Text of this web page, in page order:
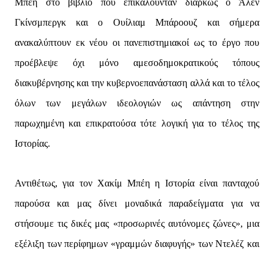
Μπέη στο βιβλίο που επικαλούνταν διαρκώς ο Άλεν
Γκίνσμπεργκ και ο Ουίλιαμ Μπάροουζ και σήμερα
ανακαλύπτουν εκ νέου οι πανεπιστημιακοί ως το έργο που
προέβλεψε όχι μόνο αμεσοδημοκρατικούς τόπους
διακυβέρνησης και την κυβερνοεπανάσταση αλλά και το τέλος
όλων των μεγάλων ιδεολογιών ως απάντηση στην
παρωχημένη και επικρατούσα τότε λογική για το τέλος της
Ιστορίας.
Αντιθέτως, για τον Χακίμ Μπέη η Ιστορία είναι πανταχού
παρούσα και μας δίνει μοναδικά παραδείγματα για να
στήσουμε τις δικές μας «προσωρινές αυτόνομες ζώνες», μια
εξέλιξη των περίφημων «γραμμών διαφυγής» των Ντελέζ και